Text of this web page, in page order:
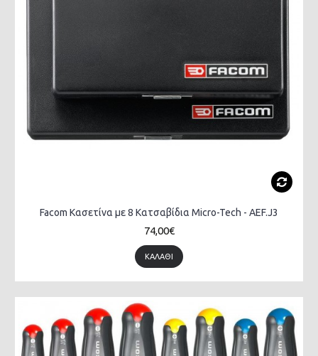
Facom Κασετίνα με 8 Κατσαβίδια Micro-Tech - AEF.J3
74,00€
ΚΑΛΆΘΙ